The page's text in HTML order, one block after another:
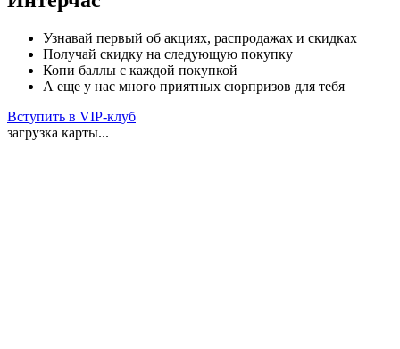
Узнавай первый об акциях, распродажах и скидках
Получай скидку на следующую покупку
Копи баллы с каждой покупкой
А еще у нас много приятных сюрпризов для тебя
Вступить в VIP-клуб
загрузка карты...